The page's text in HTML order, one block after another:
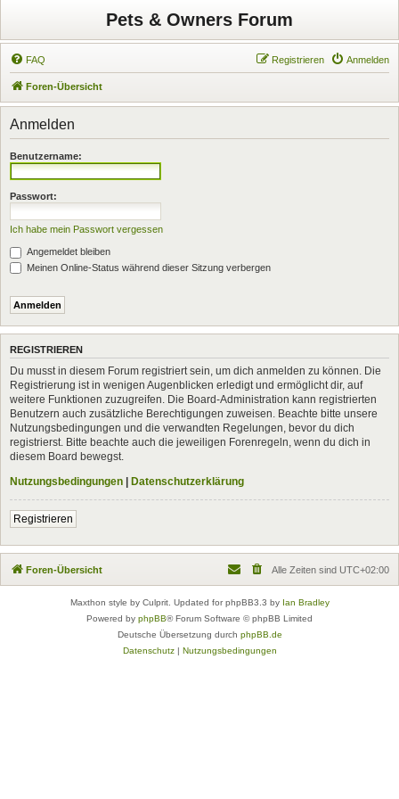
Pets & Owners Forum
FAQ Anmelden
Registrieren
Foren-Übersicht
Anmelden
Benutzername:
Passwort:
Ich habe mein Passwort vergessen
Angemeldet bleiben
Meinen Online-Status während dieser Sitzung verbergen
REGISTRIEREN
Du musst in diesem Forum registriert sein, um dich anmelden zu können. Die
Registrierung ist in wenigen Augenblicken erledigt und ermöglicht dir, auf
weitere Funktionen zuzugreifen. Die Board-Administration kann registrierten
Benutzern auch zusätzliche Berechtigungen zuweisen. Beachte bitte unsere
Nutzungsbedingungen und die verwandten Regelungen, bevor du dich
registrierst. Bitte beachte auch die jeweiligen Forenregeln, wenn du dich in
diesem Board bewegst.
Nutzungsbedingungen | Datenschutzerklärung
Registrieren
Foren-Übersicht Alle Zeiten sind UTC+02:00
Maxthon style by Culprit. Updated for phpBB3.3 by Ian Bradley
Powered by phpBB® Forum Software © phpBB Limited
Deutsche Übersetzung durch phpBB.de
Datenschutz| Nutzungsbedingungen